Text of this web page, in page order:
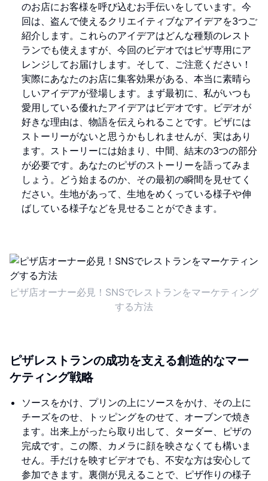
のお店にお客様を呼び込むお手伝いをしています。今
回は、盗んで使えるクリエイティブなアイデアを3つご
紹介します。これらのアイデアはどんな種類のレスト
ランでも使えますが、今回のビデオではピザ専用にア
レンジしてお届けします。そして、ご注意ください！
実際にあなたのお店に集客効果がある、本当に素晴ら
しいアイデアが登場します。まず最初に、私がいつも
愛用している優れたアイデアはビデオです。ビデオが
好きな理由は、物語を伝えられることです。ピザには
ストーリーがないと思うかもしれませんが、実はあり
ます。ストーリーには始まり、中間、結末の3つの部分
が必要です。あなたのピザのストーリーを語ってみま
しょう。どう始まるのか、その最初の瞬間を見せてく
ださい。生地があって、生地をめくっている様子や伸
ばしている様子などを見せることができます。
ピザ店オーナー必見！SNSでレストランをマーケティング
する方法
ピザレストランの成功を支える創造的なマー
ケティング戦略
ソースをかけ、プリンの上にソースをかけ、その上に
チーズをのせ、トッピングをのせて、オーブンで焼き
ます。出来上がったら取り出して、ターダー、ピザの
完成です。この際、カメラに顔を映さなくても構いま
せん。手だけを映すビデオでも、不安な方は安心して
参加できます。裏側が見えることで、ピザ作りの様子